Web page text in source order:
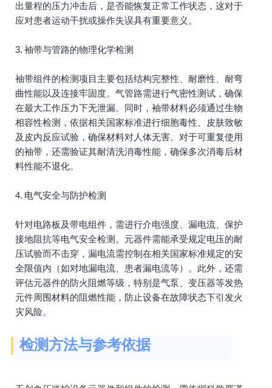
出量程的压力冲击后，是否能恢复正常工作状态，这对于
应对患者运动干扰或操作失误具有重要意义。
3. 袖带与管路的物理化学检测
袖带组件的检测项目主要包括结构完整性、耐磨性、耐弯
曲性能以及连接牢固度。气管路需进行气密性测试，确保
在最大工作压力下无泄漏。同时，袖带材料必须通过生物
相容性检测，依据相关国家标准进行细胞毒性、皮肤致敏
及皮内反应试验，确保材料对人体无害。对于可重复使用
的袖带，还需验证其耐清洗消毒性能，确保多次消毒后材
料性能不退化。
4. 电气安全与防护检测
针对电路板及带电组件，需进行介电强度、漏电流、保护
接地阻抗等电气安全检测。元器件需能承受规定电压的耐
压试验而不击穿，漏电流需控制在相关国家标准规定的安
全限值内（如对地漏电流、患者漏电流等）。此外，还需
评估元器件的防火阻燃等级，特别是气泵、变压器等发热
元件周围材料的阻燃性能，防止设备在故障状态下引发火
灾风险。
检测方法与参考依据